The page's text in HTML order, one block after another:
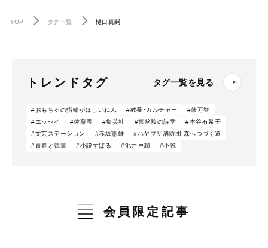
TOP タグ一覧 樋口真嗣
トレンドタグ タグ一覧を見る
#おもちゃの指輪がほしいねん #教養･カルチャー
#俵万智
#エッセイ
#佐藤雫 #集英社 #宮﨑駿の詩学
#本谷有希子
#文芸ステーション
#赤坂憲雄
#ハヤブサ消防団 森へつづく道
#青春と読書
#小説すばる #池井戸潤 #小説
会員限定記事